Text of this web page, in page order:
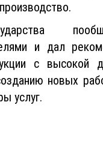
и дал
с высокой
новых
услуг.